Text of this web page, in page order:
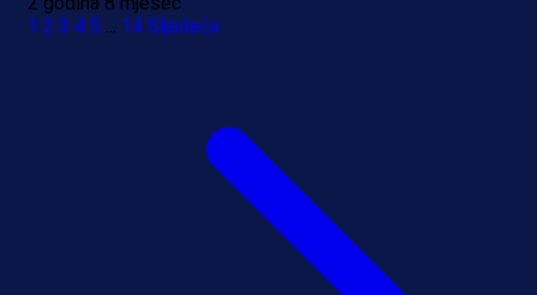
1 2 3 4 5 ... 14 Sljedeća